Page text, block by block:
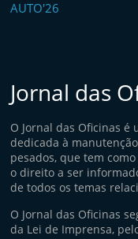
Jornal das
O Jornal das Oficinas
dedicada à
pesados, que tem
o direito a ser
de todos os temas
O Jornal das Oficinas
da Lei de Imprensa,